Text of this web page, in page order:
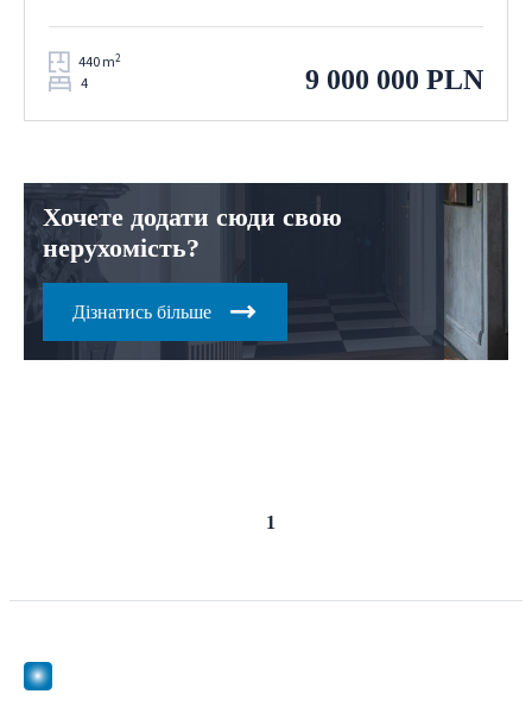
440 m2
4 9 000 000 PLN
Хочете додати сюди свою
нерухомість?
Дізнатись більше
1